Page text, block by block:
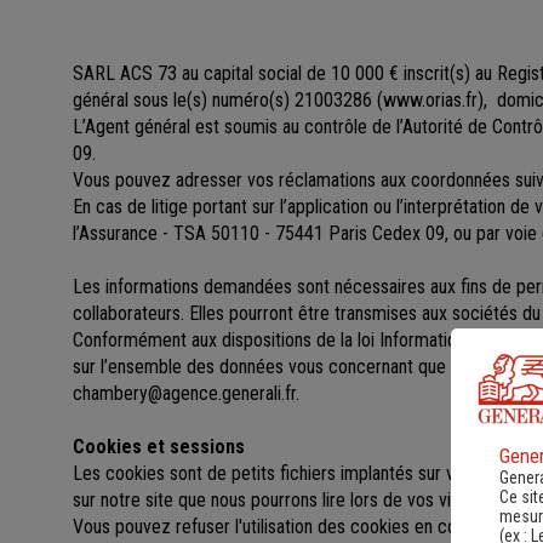
SARL ACS 73 au capital social de 10 000 € inscrit(s) au
général sous le(s) numéro(s) 21003286 (www.orias.fr),
L’Agent général est soumis au contrôle de l’Autorité de
09.
Vous pouvez adresser vos réclamations aux coordonnées
En cas de litige portant sur l’application ou l’interprétation
l’Assurance - TSA 50110 - 75441 Paris Cedex 09, ou par
Les informations demandées sont nécessaires aux fins de
collaborateurs. Elles pourront être transmises aux sociétés du
Conformément aux dispositions de la loi Informatique et
sur l’ensemble des données vous concernant que vous
chambery@agence.generali.fr.
Cookies et sessions
Les cookies sont de petits fichiers implantés sur votre
sur notre site que nous pourrons lire lors de vos visites
Vous pouvez refuser l'utilisation des cookies en configurant
Ce
(ex :